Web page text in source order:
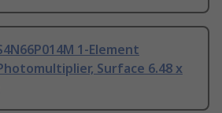
1-Element
Surface 6.48 x